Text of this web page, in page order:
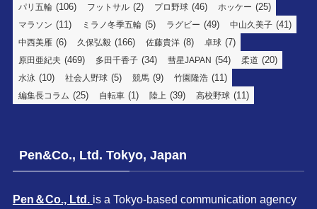
パリ五輪 (106) フットサル (2) プロ野球 (46) ホッケー (25)
マラソン (11) ミラノ冬季五輪 (5) ラグビー (49) 中山久美子 (41)
中西美雁 (6) 久保弘毅 (166) 佐藤貴洋 (8) 卓球 (7)
原田亜紀夫 (469) 多田千香子 (34) 彗星JAPAN (54) 柔道 (20)
水泳 (10) 社会人野球 (5) 競馬 (9) 竹園隆浩 (11)
編集長コラム (25) 自転車 (1) 陸上 (39) 高校野球 (11)
Pen&Co., Ltd. Tokyo, Japan
Pen＆Co., Ltd. is a Tokyo-based communication agency